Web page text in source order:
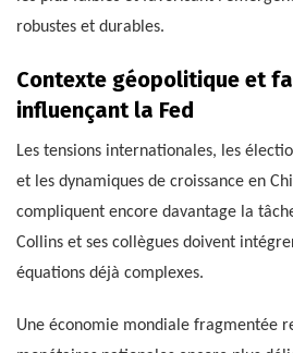
robustes et durables.
Contexte géopolitique et
influençant la Fed
Les tensions internationales, les
et les dynamiques de croissance en
compliquent encore davantage la
Collins et ses collègues doivent
équations déjà complexes.
Une économie mondiale fragmentée